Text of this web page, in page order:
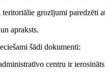
grozījumi paredzēti
apraksts.
šādi dokumenti:
centru ir